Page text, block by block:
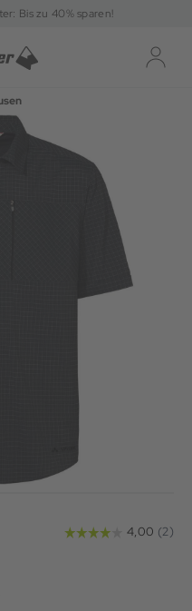
Bis zu 40% sparen!